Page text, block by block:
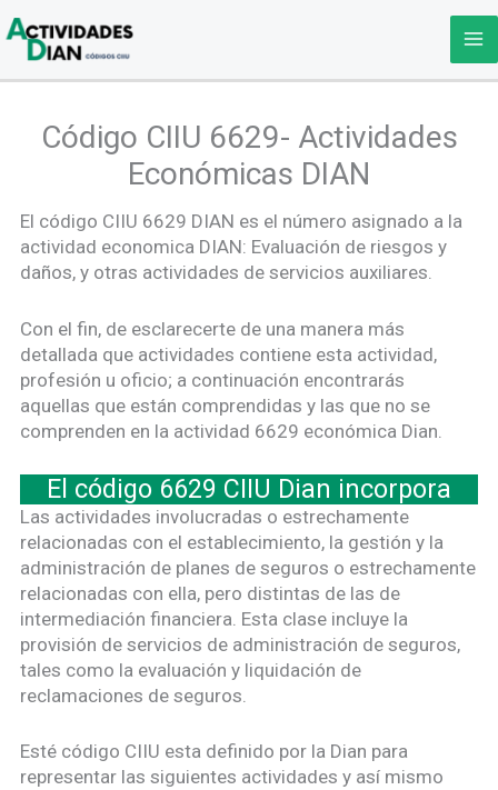
al
contenido
Código CIIU 6629- Actividades
Económicas DIAN
El código CIIU 6629 DIAN es el número asignado a la
actividad economica DIAN: Evaluación de riesgos y
daños, y otras actividades de servicios auxiliares.
Con el fin, de esclarecerte de una manera más
detallada que actividades contiene esta actividad,
profesión u oficio; a continuación encontrarás
aquellas que están comprendidas y las que no se
comprenden en la actividad 6629 económica Dian.
El código 6629 CIIU Dian incorpora
Las actividades involucradas o estrechamente
relacionadas con el establecimiento, la gestión y la
administración de planes de seguros o estrechamente
relacionadas con ella, pero distintas de las de
intermediación financiera. Esta clase incluye la
provisión de servicios de administración de seguros,
tales como la evaluación y liquidación de
reclamaciones de seguros.
Esté código CIIU esta definido por la Dian para
representar las siguientes actividades y así mismo